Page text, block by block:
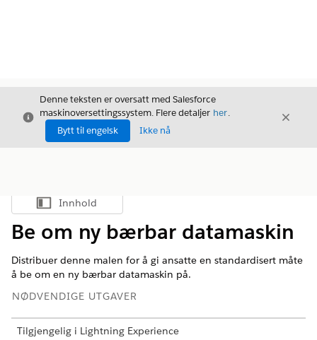
Avslutt
Denne teksten er oversatt med Salesforce
maskinoversettingssystem. Flere detaljer her.
Bytt til engelsk
Ikke nå
Avslutt
Vis innholdsfortegnelse
Innhold
Be om ny bærbar datamaskin
Distribuer denne malen for å gi ansatte en standardisert måte
å be om en ny bærbar datamaskin på.
NØDVENDIGE UTGAVER
Tilgjengelig i Lightning Experience